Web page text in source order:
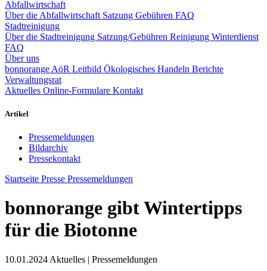
Abfallwirtschaft
Über die Abfallwirtschaft Satzung Gebühren FAQ
Stadtreinigung
Über die Stadtreinigung Satzung/Gebühren Reinigung Winterdienst
FAQ
Über uns
bonnorange AöR Leitbild Ökologisches Handeln Berichte
Verwaltungsrat
Aktuelles Online-Formulare Kontakt
Artikel
Pressemeldungen
Bildarchiv
Pressekontakt
Startseite Presse Pressemeldungen
bonnorange gibt Wintertipps
für die Biotonne
10.01.2024 Aktuelles | Pressemeldungen